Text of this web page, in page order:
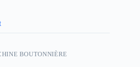
BOUTONNIÈRE